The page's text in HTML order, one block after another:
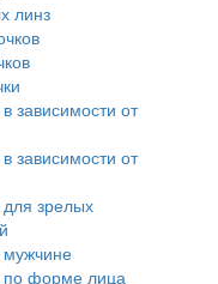
линз
зависимости от
зависимости от
зрелых
мужчине
по форме лица